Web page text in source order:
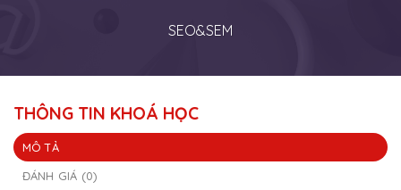
SEO&SEM
THÔNG TIN KHOÁ HỌC
MÔ TẢ
ĐÁNH GIÁ (0)